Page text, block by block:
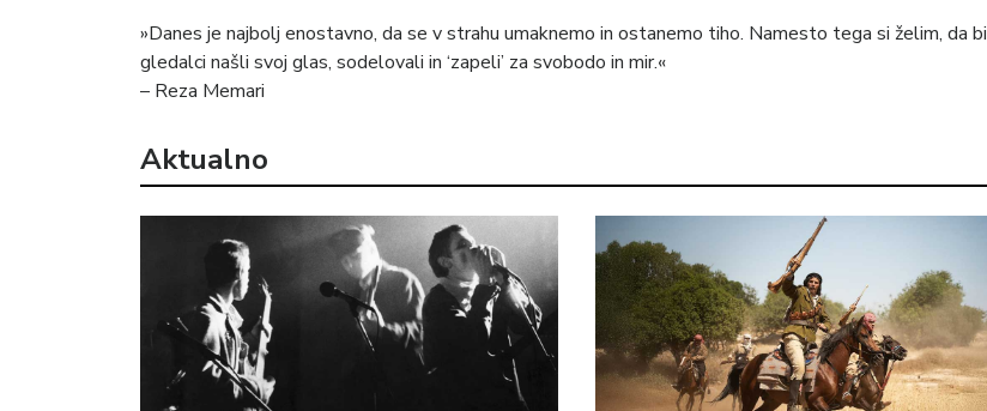
»Danes je najbolj enostavno, da se v strahu umaknemo in ostanemo tiho. Namesto tega si želim, da bi
gledalci našli svoj glas, sodelovali in ‘zapeli’ za svobodo in mir.«
– Reza Memari
Aktualno